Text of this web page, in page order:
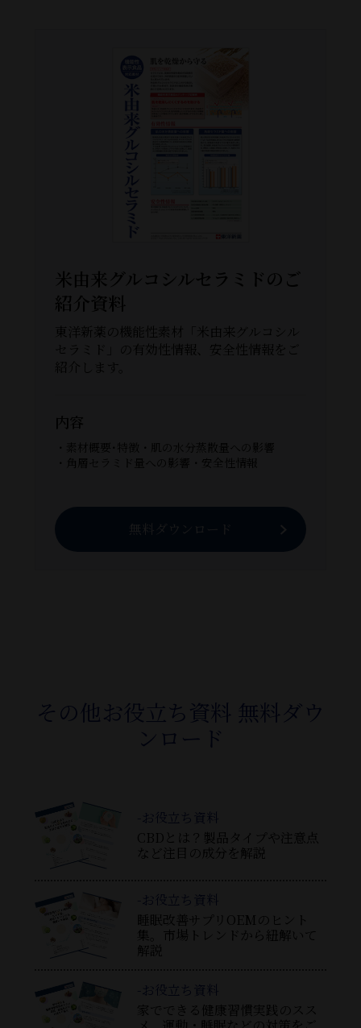
米由来グルコシルセラミドのご
紹介資料
東洋新薬の機能性素材「米由来グルコシル
セラミド」の有効性情報、安全性情報をご
紹介します。
内容
・素材概要･特徴 ・肌の水分蒸散量への影響
・角層セラミド量への影響 ・安全性情報
無料ダウンロード
その他お役立ち資料 無料ダウ
ンロード
-お役立ち資料
CBDとは？製品タイプや注意点
など注目の成分を解説
-お役立ち資料
睡眠改善サプリOEMのヒント
集。市場トレンドから紐解いて
解説
-お役立ち資料
家でできる健康習慣実践のスス